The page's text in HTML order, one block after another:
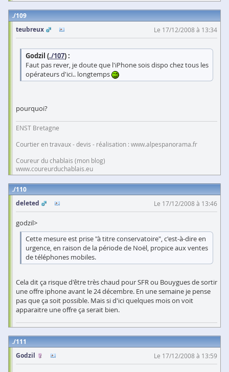
109
teubreux
Le 17/12/2008 à 13:34
Godzil (./107) :
Faut pas rever, je doute que l'iPhone sois dispo chez tous les
opérateurs d'ici.. longtemps
pourquoi?
ENST Bretagne
Courtier en travaux - devis - réalisation : www.alpespanorama.fr
Coureur du chablais (mon blog)
www.coureurduchablais.eu
110
deleted
Le 17/12/2008 à 13:46
godzil>
Cette mesure est prise "à titre conservatoire", c'est-à-dire en
urgence, en raison de la période de Noël, propice aux ventes
de téléphones mobiles.
Cela dit ça risque d'être très chaud pour SFR ou Bouygues de sortir
une offre iphone avant le 24 décembre. En une semaine je pense
pas que ça soit possible. Mais si d'ici quelques mois on voit
apparaitre une offre ça serait bien.
111
Godzil
Le 17/12/2008 à 13:59